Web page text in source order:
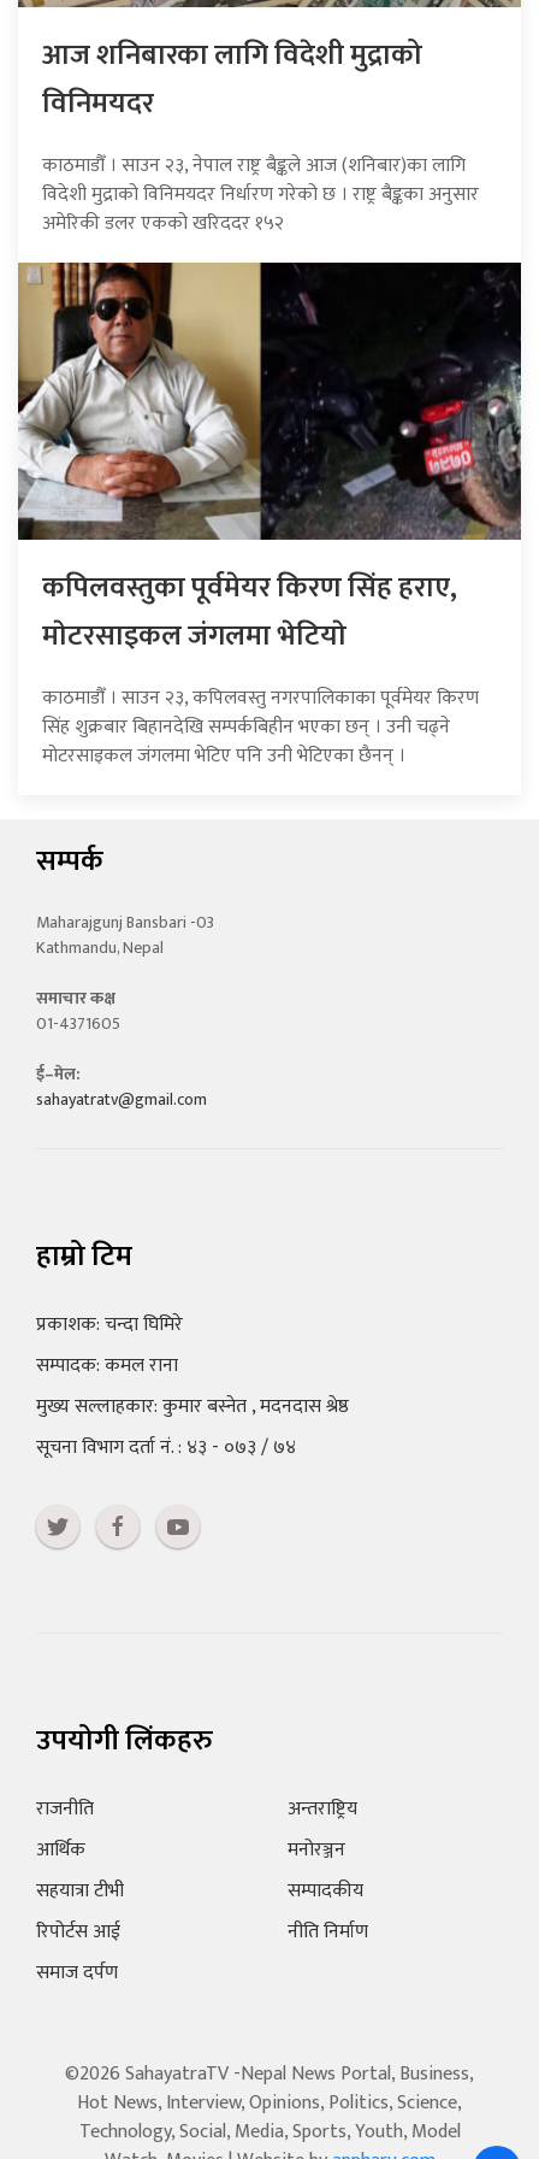
आज शनिबारका लागि विदेशी मुद्राको
विनिमयदर
काठमाडौँ । साउन २३, नेपाल राष्ट्र बैङ्कले आज (शनिबार)का लागि
विदेशी मुद्राको विनिमयदर निर्धारण गरेको छ । राष्ट्र बैङ्कका अनुसार
अमेरिकी डलर एकको खरिददर १५२
कपिलवस्तुका पूर्वमेयर किरण सिंह हराए,
माेटरसाइकल जंगलमा भेटियाे
काठमाडौँ । साउन २३, कपिलवस्तु नगरपालिकाका पूर्वमेयर किरण
सिंह शुक्रबार बिहानदेखि सम्पर्कबिहीन भएका छन् । उनी चढ्ने
मोटरसाइकल जंगलमा भेटिए पनि उनी भेटिएका छैनन् ।
सम्पर्क
Maharajgunj Bansbari -03
Kathmandu, Nepal
समाचार कक्ष
01-4371605
ई–मेल:
sahayatratv@gmail.com
हाम्रो टिम
प्रकाशक: चन्दा घिमिरे
सम्पादक: कमल राना
मुख्य सल्लाहकार: कुमार बस्नेत , मदनदास श्रेष्ठ
सूचना विभाग दर्ता नं. : ४३ - ०७३ / ७४
उपयोगी लिंकहरु
राजनीति
आर्थिक
सहयात्रा टीभी
रिपोर्टस आई
समाज दर्पण
अन्तराष्ट्रिय
मनोरञ्जन
सम्पादकीय
नीति निर्माण
©2026 SahayatraTV -Nepal News Portal, Business,
Hot News, Interview, Opinions, Politics, Science,
Technology, Social, Media, Sports, Youth, Model